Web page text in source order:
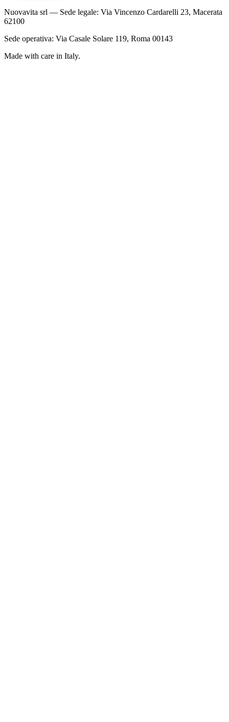
Nuovavita srl — Sede legale: Via Vincenzo Cardarelli 23, Macerata
62100
Sede operativa: Via Casale Solare 119, Roma 00143
Made with care in Italy.